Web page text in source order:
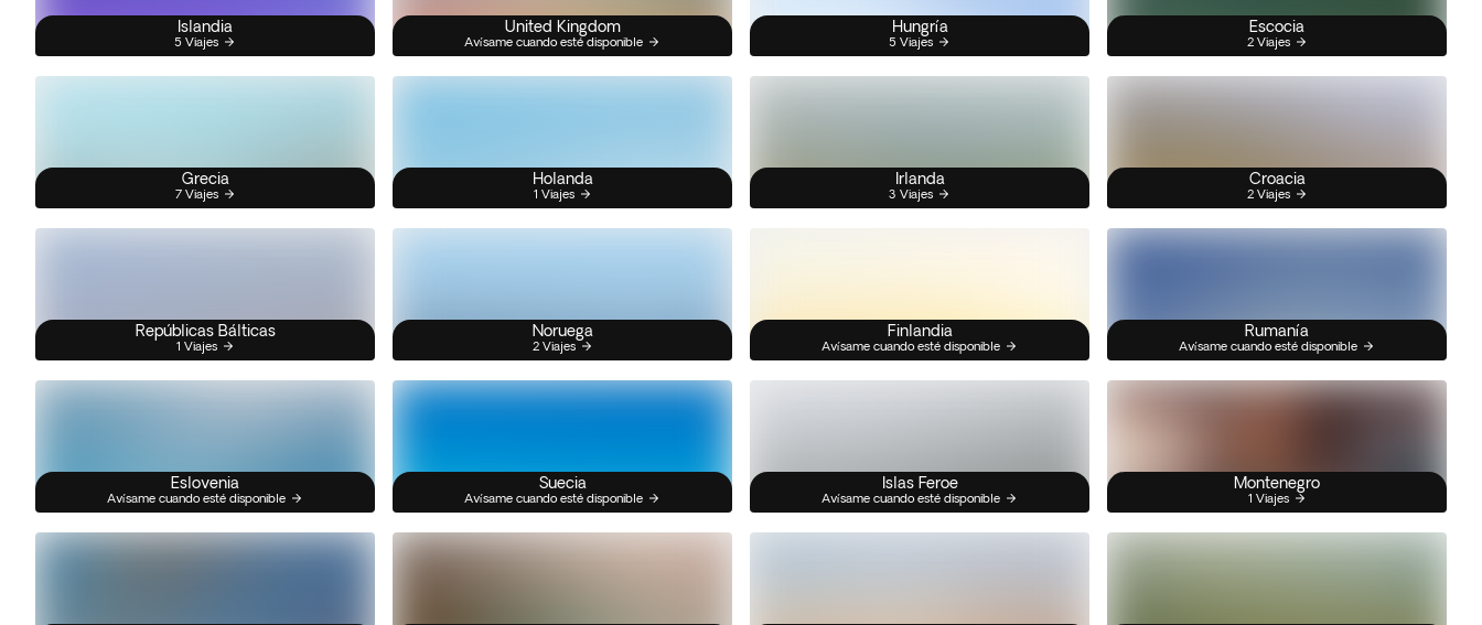
Islandia
5 Viajes
United Kingdom
Avísame cuando esté disponible
Hungría
5 Viajes
Escocia
2 Viajes
Grecia
7 Viajes
Holanda
1 Viajes
Irlanda
3 Viajes
Croacia
2 Viajes
Repúblicas Bálticas
1 Viajes
Noruega
2 Viajes
Finlandia
Avísame cuando esté disponible
Rumanía
Avísame cuando esté disponible
Eslovenia
Avísame cuando esté disponible
Suecia
Avísame cuando esté disponible
Islas Feroe
Avísame cuando esté disponible
Montenegro
1 Viajes